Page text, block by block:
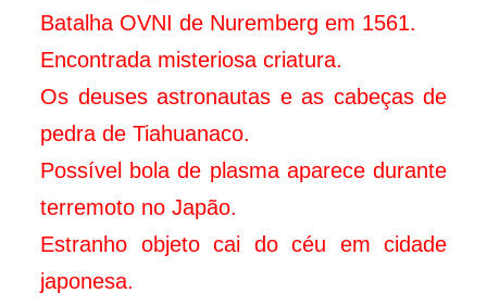
Batalha OVNI de Nuremberg em 1561.
Encontrada misteriosa criatura.
Os deuses astronautas e as cabeças de
pedra de Tiahuanaco.
Possível bola de plasma aparece durante
terremoto no Japão.
Estranho objeto cai do céu em cidade
japonesa.